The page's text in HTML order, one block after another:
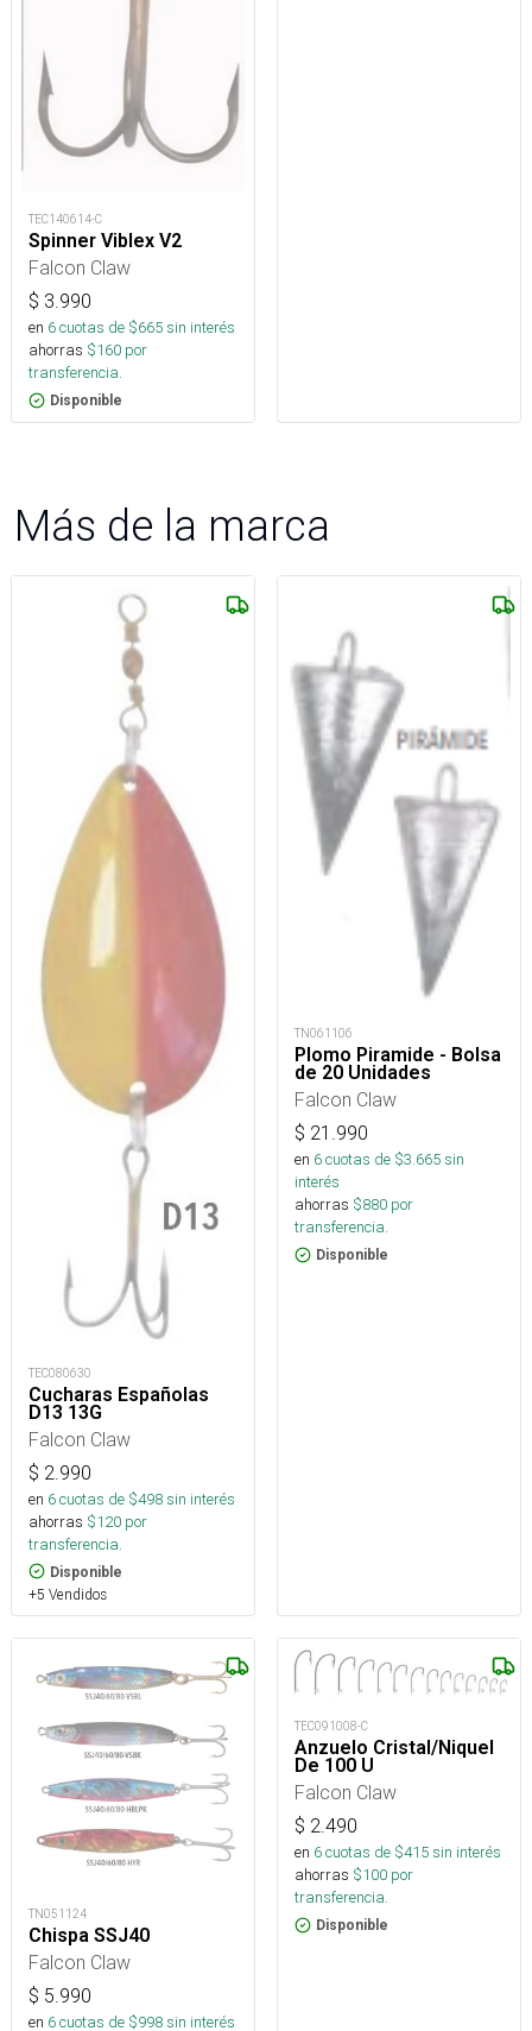
TEC140614-C
Spinner Viblex V2
Falcon Claw
$ 3.990
en 6cuotas de $665sin interés
ahorras $160 por
transferencia.
Disponible
Más de la marca
TEC080630
Cucharas Españolas
D13 13G
Falcon Claw
$ 2.990
en 6cuotas de $498sin interés
ahorras $120 por
transferencia.
Disponible
+5 Vendidos
TN061106
Plomo Piramide - Bolsa
de 20 Unidades
Falcon Claw
$ 21.990
en 6cuotas de $3.665sin
interés
ahorras $880 por
transferencia.
Disponible
TN051124
Chispa SSJ40
Falcon Claw
$ 5.990
en 6cuotas de $998sin interés
TEC091008-C
Anzuelo Cristal/Niquel
De 100 U
Falcon Claw
$ 2.490
en 6cuotas de $415sin interés
ahorras $100 por
transferencia.
Disponible